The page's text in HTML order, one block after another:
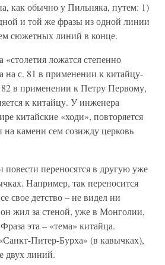
как обычно у Пильняка, путем: 1)
и той же фразы из одной линии
сюжетных линий в конце.
ложатся степенно
на с. 81 в применении к китайцу-
в применении к Петру Первому,
к китайцу. У инженера
китайские «ходи», повторяется
на камени сем созижду церковь
повести переносятся в другую уже
Например, так переносится
свое детство – не видел ни
жил за стеной, уже в Монголии,
эта – «тема» китайца.
Питер-Бурха» (в кавычках),
двух линий.